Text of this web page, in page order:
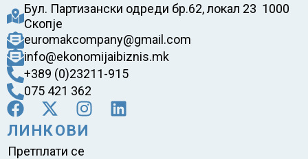
Бул. Партизански одреди бр.62, локал 23 1000
Скопје
euromakcompany@gmail.com
info@ekonomijaibiznis.mk
+389 (0)23211-915
075 421 362
ЛИНКОВИ
Претплати се